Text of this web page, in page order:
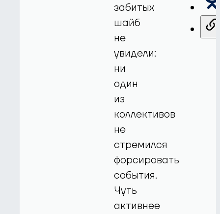
забитых
шайб
не
увидели:
ни
один
из
коллективов
не
стремился
форсировать
события.
Чуть
активнее